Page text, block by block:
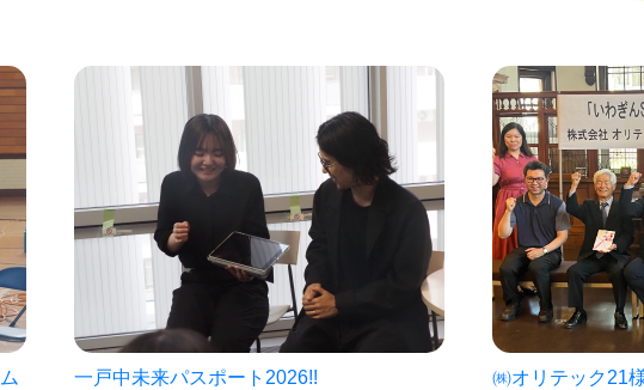
㈱オリテック21様・岩手銀行様より寄付金
仙北中学校未来